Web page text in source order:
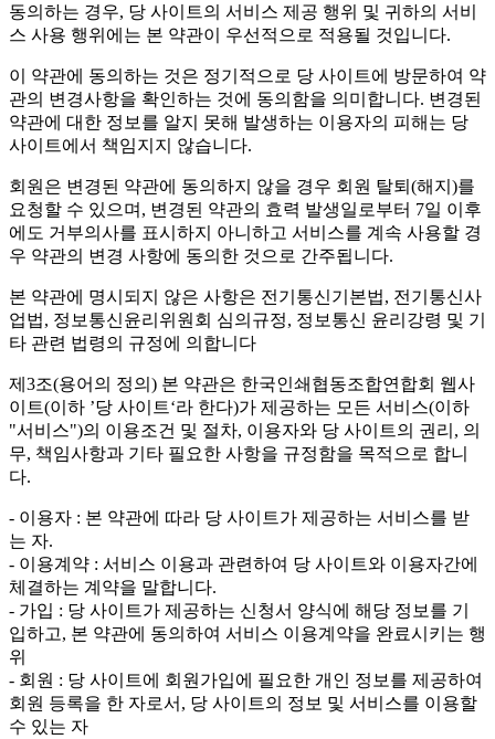
동의하는 경우, 당 사이트의 서비스 제공 행위 및 귀하의 서비
스 사용 행위에는 본 약관이 우선적으로 적용될 것입니다.
이 약관에 동의하는 것은 정기적으로 당 사이트에 방문하여 약
관의 변경사항을 확인하는 것에 동의함을 의미합니다. 변경된
약관에 대한 정보를 알지 못해 발생하는 이용자의 피해는 당
사이트에서 책임지지 않습니다.
회원은 변경된 약관에 동의하지 않을 경우 회원 탈퇴(해지)를
요청할 수 있으며, 변경된 약관의 효력 발생일로부터 7일 이후
에도 거부의사를 표시하지 아니하고 서비스를 계속 사용할 경
우 약관의 변경 사항에 동의한 것으로 간주됩니다.
본 약관에 명시되지 않은 사항은 전기통신기본법, 전기통신사
업법, 정보통신윤리위원회 심의규정, 정보통신 윤리강령 및 기
타 관련 법령의 규정에 의합니다
제3조(용어의 정의) 본 약관은 한국인쇄협동조합연합회 웹사
이트(이하 ’당 사이트‘라 한다)가 제공하는 모든 서비스(이하
"서비스")의 이용조건 및 절차, 이용자와 당 사이트의 권리, 의
무, 책임사항과 기타 필요한 사항을 규정함을 목적으로 합니
다.
- 이용자 : 본 약관에 따라 당 사이트가 제공하는 서비스를 받
는 자.
- 이용계약 : 서비스 이용과 관련하여 당 사이트와 이용자간에
체결하는 계약을 말합니다.
- 가입 : 당 사이트가 제공하는 신청서 양식에 해당 정보를 기
입하고, 본 약관에 동의하여 서비스 이용계약을 완료시키는 행
위
- 회원 : 당 사이트에 회원가입에 필요한 개인 정보를 제공하여
회원 등록을 한 자로서, 당 사이트의 정보 및 서비스를 이용할
수 있는 자